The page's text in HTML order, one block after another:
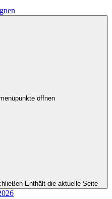
öffnen
Enthält die aktuelle Seite